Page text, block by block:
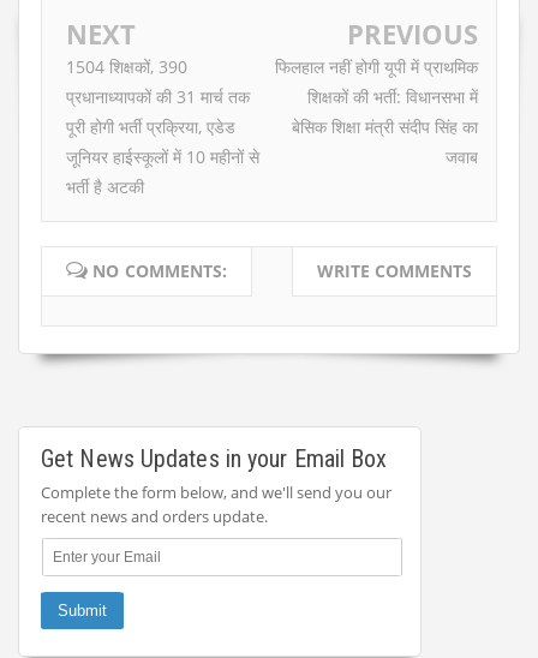
NEXT
1504 शिक्षकों, 390
प्रधानाध्यापकों की 31 मार्च तक
पूरी होगी भर्ती प्रक्रिया, एडेड
जूनियर हाईस्कूलों में 10 महीनों से
भर्ती है अटकी
PREVIOUS
फिलहाल नहीं होगी यूपी में प्राथमिक
शिक्षकों की भर्ती: विधानसभा में
बेसिक शिक्षा मंत्री संदीप सिंह का
जवाब
NO COMMENTS: WRITE COMMENTS
Get News Updates in your Email Box
Complete the form below, and we'll send you our
recent news and orders update.